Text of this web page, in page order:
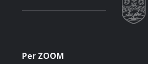
Per ZOOM